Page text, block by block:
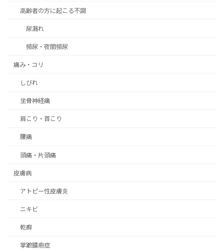
高齢者の方に起こる不調
尿漏れ
頻尿・夜間頻尿
痛み・コリ
しびれ
坐骨神経痛
肩こり・首こり
腰痛
頭痛・片頭痛
皮膚病
アトピー性皮膚炎
ニキビ
乾癬
掌蹠膿疱症